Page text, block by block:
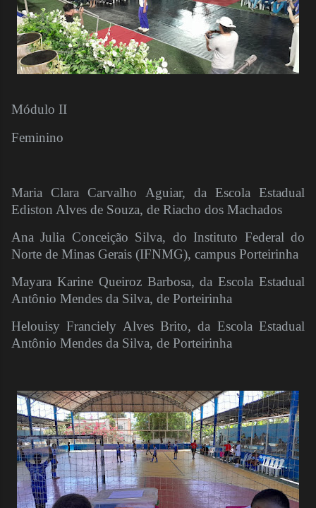
Módulo II
Feminino
Maria Clara Carvalho Aguiar, da Escola Estadual
Ediston Alves de Souza, de Riacho dos Machados
Ana Julia Conceição Silva, do Instituto Federal do
Norte de Minas Gerais (IFNMG), campus Porteirinha
Mayara Karine Queiroz Barbosa, da Escola Estadual
Antônio Mendes da Silva, de Porteirinha
Helouisy Franciely Alves Brito, da Escola Estadual
Antônio Mendes da Silva, de Porteirinha